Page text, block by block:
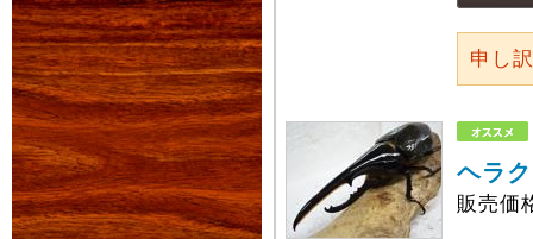
申し
ヘラ
販売価